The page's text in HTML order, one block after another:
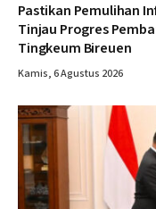
Pastikan Pemulihan
Tinjau Progres
Tingkeum Bireuen
Kamis, 6 Agustus 2026